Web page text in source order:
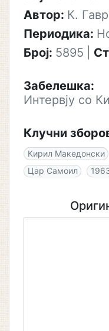
Автор: К.
Периодика:
Број: 5895
Забелешка:
Интервју со
Клучни
Кирил Македонски
Цар Самоил